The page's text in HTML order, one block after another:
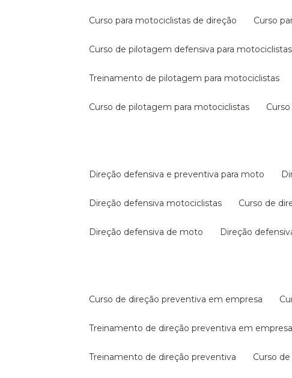
curso para motociclistas de direção curso
curso de pilotagem defensiva para motociclistas
treinamento de pilotagem para motociclistas
curso de pilotagem para motociclistas
direção defensiva e preventiva para moto
direção defensiva motociclistas curso de
direção defensiva de moto direção
curso de direção preventiva em empresa
treinamento de direção preventiva em empresa
treinamento de direção preventiva curso